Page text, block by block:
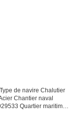
de navire Chalutier
Chantier naval
Quartier maritime